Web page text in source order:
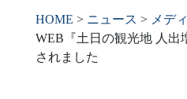
HOME > ニュース > メデ
WEB『土日の観光地 人出
されました